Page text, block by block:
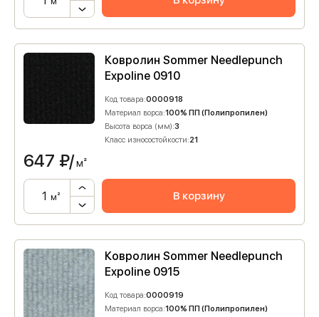
Ковролин Sommer Needlepunch
Expoline 0910
Код товара:0000918
Материал ворса:100% ПП (Полипропилен)
Высота ворса (мм):3
Класс износостойкости:21
647 ₽/м²
м² В корзину
Ковролин Sommer Needlepunch
Expoline 0915
Код товара:0000919
Материал ворса:100% ПП (Полипропилен)